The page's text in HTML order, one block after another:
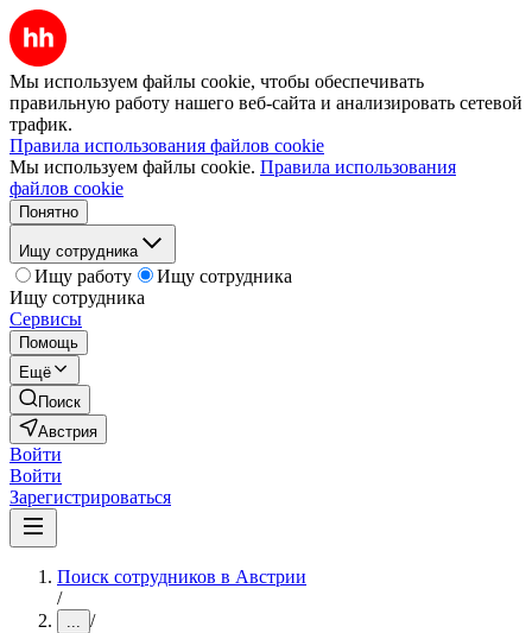
Мы используем файлы cookie, чтобы обеспечивать
правильную работу нашего веб-сайта и анализировать сетевой
трафик.
Правила использования файлов cookie
Мы используем файлы cookie. Правила использования
файлов cookie
Понятно
Ищу сотрудника
Ищу работу
Ищу сотрудника
Ищу сотрудника
Сервисы
Помощь
Ещё
Поиск
Австрия
Войти
Войти
Зарегистрироваться
Поиск сотрудников в Австрии
/
... /